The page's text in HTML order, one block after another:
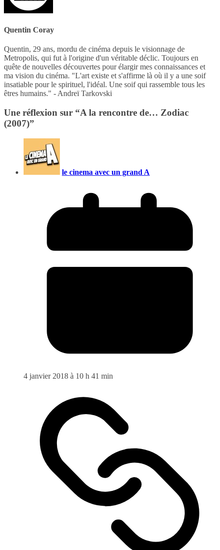
Quentin Coray
Quentin, 29 ans, mordu de cinéma depuis le visionnage de
Metropolis, qui fut à l'origine d'un véritable déclic. Toujours en
quête de nouvelles découvertes pour élargir mes connaissances et
ma vision du cinéma. "L'art existe et s'affirme là où il y a une soif
insatiable pour le spirituel, l'idéal. Une soif qui rassemble tous les
êtres humains." - Andreï Tarkovski
Une réflexion sur “A la rencontre de… Zodiac
(2007)”
le cinema avec un grand A
4 janvier 2018 à 10 h 41 min